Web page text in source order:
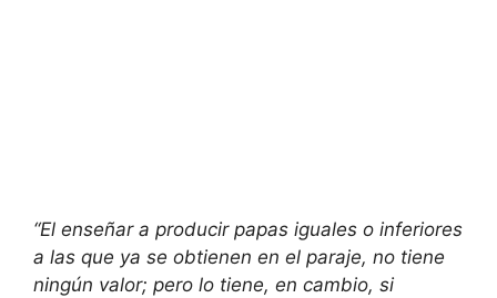
“El enseñar a producir papas iguales o inferiores
a las que ya se obtienen en el paraje, no tiene
ningún valor; pero lo tiene, en cambio, si